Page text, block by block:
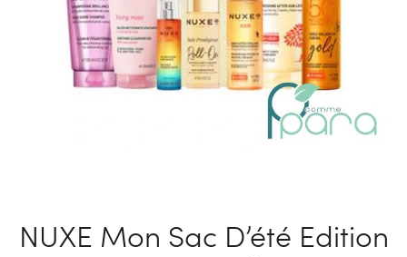
NUXE Mon Sac D’été Edition